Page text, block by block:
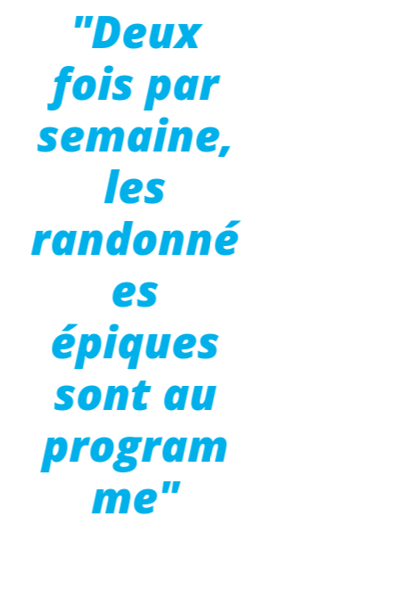
"Deux
fois par
semaine,
les
randonné
es
épiques
sont au
program
me"